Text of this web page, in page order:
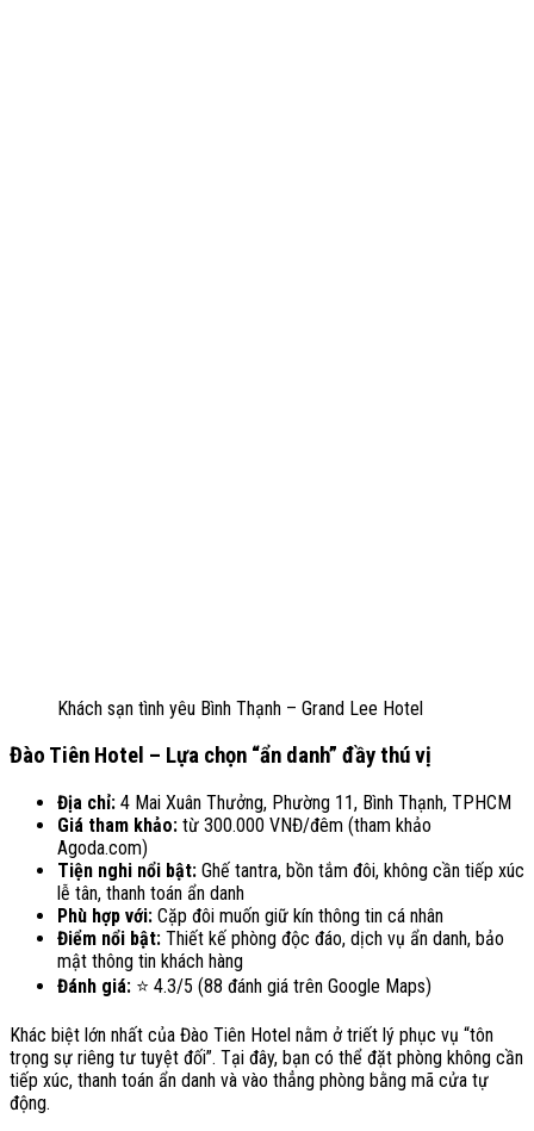
Khách sạn tình yêu Bình Thạnh – Grand Lee Hotel
Đào Tiên Hotel – Lựa chọn “ẩn danh” đầy thú vị
Địa chỉ: 4 Mai Xuân Thưởng, Phường 11, Bình Thạnh, TPHCM
Giá tham khảo: từ 300.000 VNĐ/đêm (tham khảo
Agoda.com)
Tiện nghi nổi bật: Ghế tantra, bồn tắm đôi, không cần tiếp xúc
lễ tân, thanh toán ẩn danh
Phù hợp với: Cặp đôi muốn giữ kín thông tin cá nhân
Điểm nổi bật: Thiết kế phòng độc đáo, dịch vụ ẩn danh, bảo
mật thông tin khách hàng
Đánh giá: ⭐ 4.3/5 (88 đánh giá trên Google Maps)
Khác biệt lớn nhất của Đào Tiên Hotel nằm ở triết lý phục vụ “tôn
trọng sự riêng tư tuyệt đối”. Tại đây, bạn có thể đặt phòng không cần
tiếp xúc, thanh toán ẩn danh và vào thẳng phòng bằng mã cửa tự
động.